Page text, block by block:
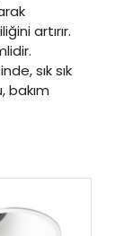
artırır.
sık sık
bakım